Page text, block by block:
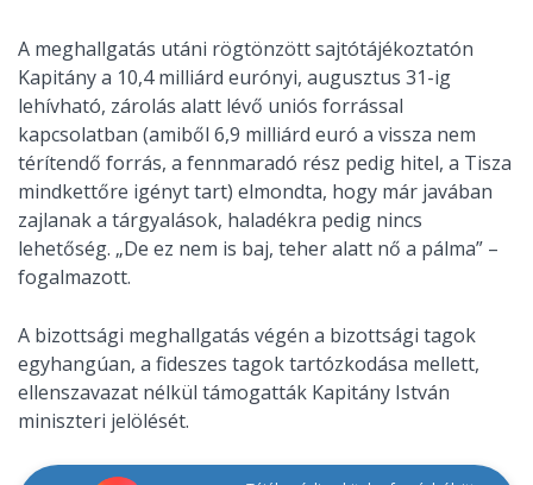
A meghallgatás utáni rögtönzött sajtótájékoztatón
Kapitány a 10,4 milliárd eurónyi, augusztus 31-ig
lehívható, zárolás alatt lévő uniós forrással
kapcsolatban (amiből 6,9 milliárd euró a vissza nem
térítendő forrás, a fennmaradó rész pedig hitel, a Tisza
mindkettőre igényt tart) elmondta, hogy már javában
zajlanak a tárgyalások, haladékra pedig nincs
lehetőség. „De ez nem is baj, teher alatt nő a pálma” –
fogalmazott.
A bizottsági meghallgatás végén a bizottsági tagok
egyhangúan, a fideszes tagok tartózkodása mellett,
ellenszavazat nélkül támogatták Kapitány István
miniszteri jelölését.